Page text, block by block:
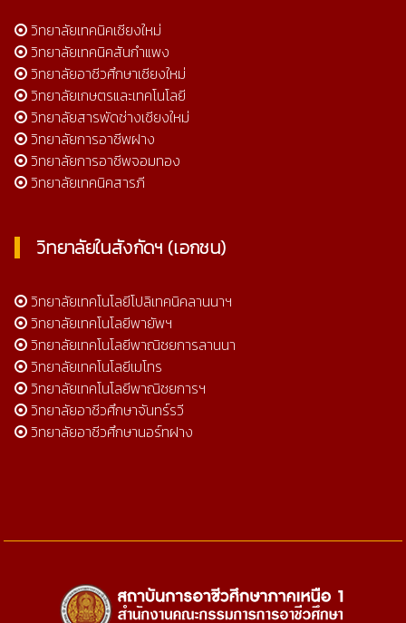
วิทยาลัยเทคนิคเชียงใหม่
วิทยาลัยเทคนิคสันกำแพง
วิทยาลัยอาชีวศึกษาเชียงใหม่
วิทยาลัยเกษตรและเทคโนโลยี
วิทยาลัยสารพัดช่างเชียงใหม่
วิทยาลัยการอาชีพฝาง
วิทยาลัยการอาชีพจอมทอง
วิทยาลัยเทคนิคสารภี
วิทยาลัยในสังกัดฯ (เอกชน)
วิทยาลัยเทคโนโลยีโปลิเทคนิคลานนาฯ
วิทยาลัยเทคโนโลยีพายัพฯ
วิทยาลัยเทคโนโลยีพาณิชยการลานนา
วิทยาลัยเทคโนโลยีเมโทร
วิทยาลัยเทคโนโลยีพาณิชยการฯ
วิทยาลัยอาชีวศึกษาจันทร์รวี
วิทยาลัยอาชีวศึกษานอร์ทฝาง